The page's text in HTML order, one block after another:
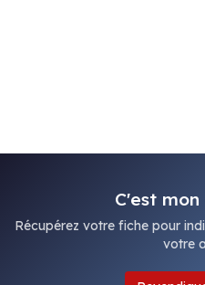
C'est
Récupérez votre fiche pour
votre